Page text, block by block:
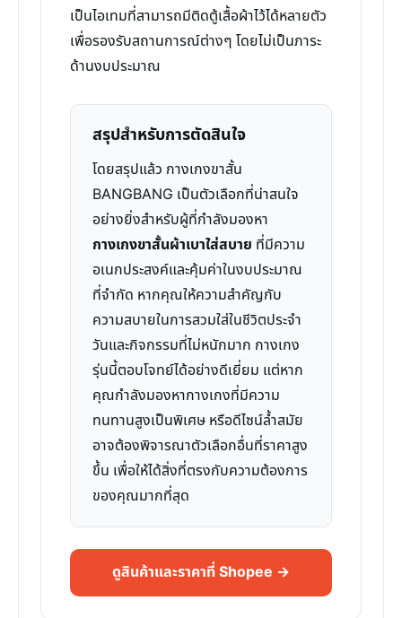
เป็นไอเทมที่สามารถมีติดตู้เสื้อผ้าไว้ได้หลายตัว
เพื่อรองรับสถานการณ์ต่างๆ โดยไม่เป็นภาระ
ด้านงบประมาณ
สรุปสำหรับการตัดสินใจ
โดยสรุปแล้ว กางเกงขาสั้น
BANGBANG เป็นตัวเลือกที่น่าสนใจ
อย่างยิ่งสำหรับผู้ที่กำลังมองหา
กางเกงขาสั้นผ้าเบาใส่สบาย ที่มีความ
อเนกประสงค์และคุ้มค่าในงบประมาณ
ที่จำกัด หากคุณให้ความสำคัญกับ
ความสบายในการสวมใส่ในชีวิตประจำ
วันและกิจกรรมที่ไม่หนักมาก กางเกง
รุ่นนี้ตอบโจทย์ได้อย่างดีเยี่ยม แต่หาก
คุณกำลังมองหากางเกงที่มีความ
ทนทานสูงเป็นพิเศษ หรือดีไซน์ล้ำสมัย
อาจต้องพิจารณาตัวเลือกอื่นที่ราคาสูง
ขึ้น เพื่อให้ได้สิ่งที่ตรงกับความต้องการ
ของคุณมากที่สุด
ดูสินค้าและราคาที่ Shopee →